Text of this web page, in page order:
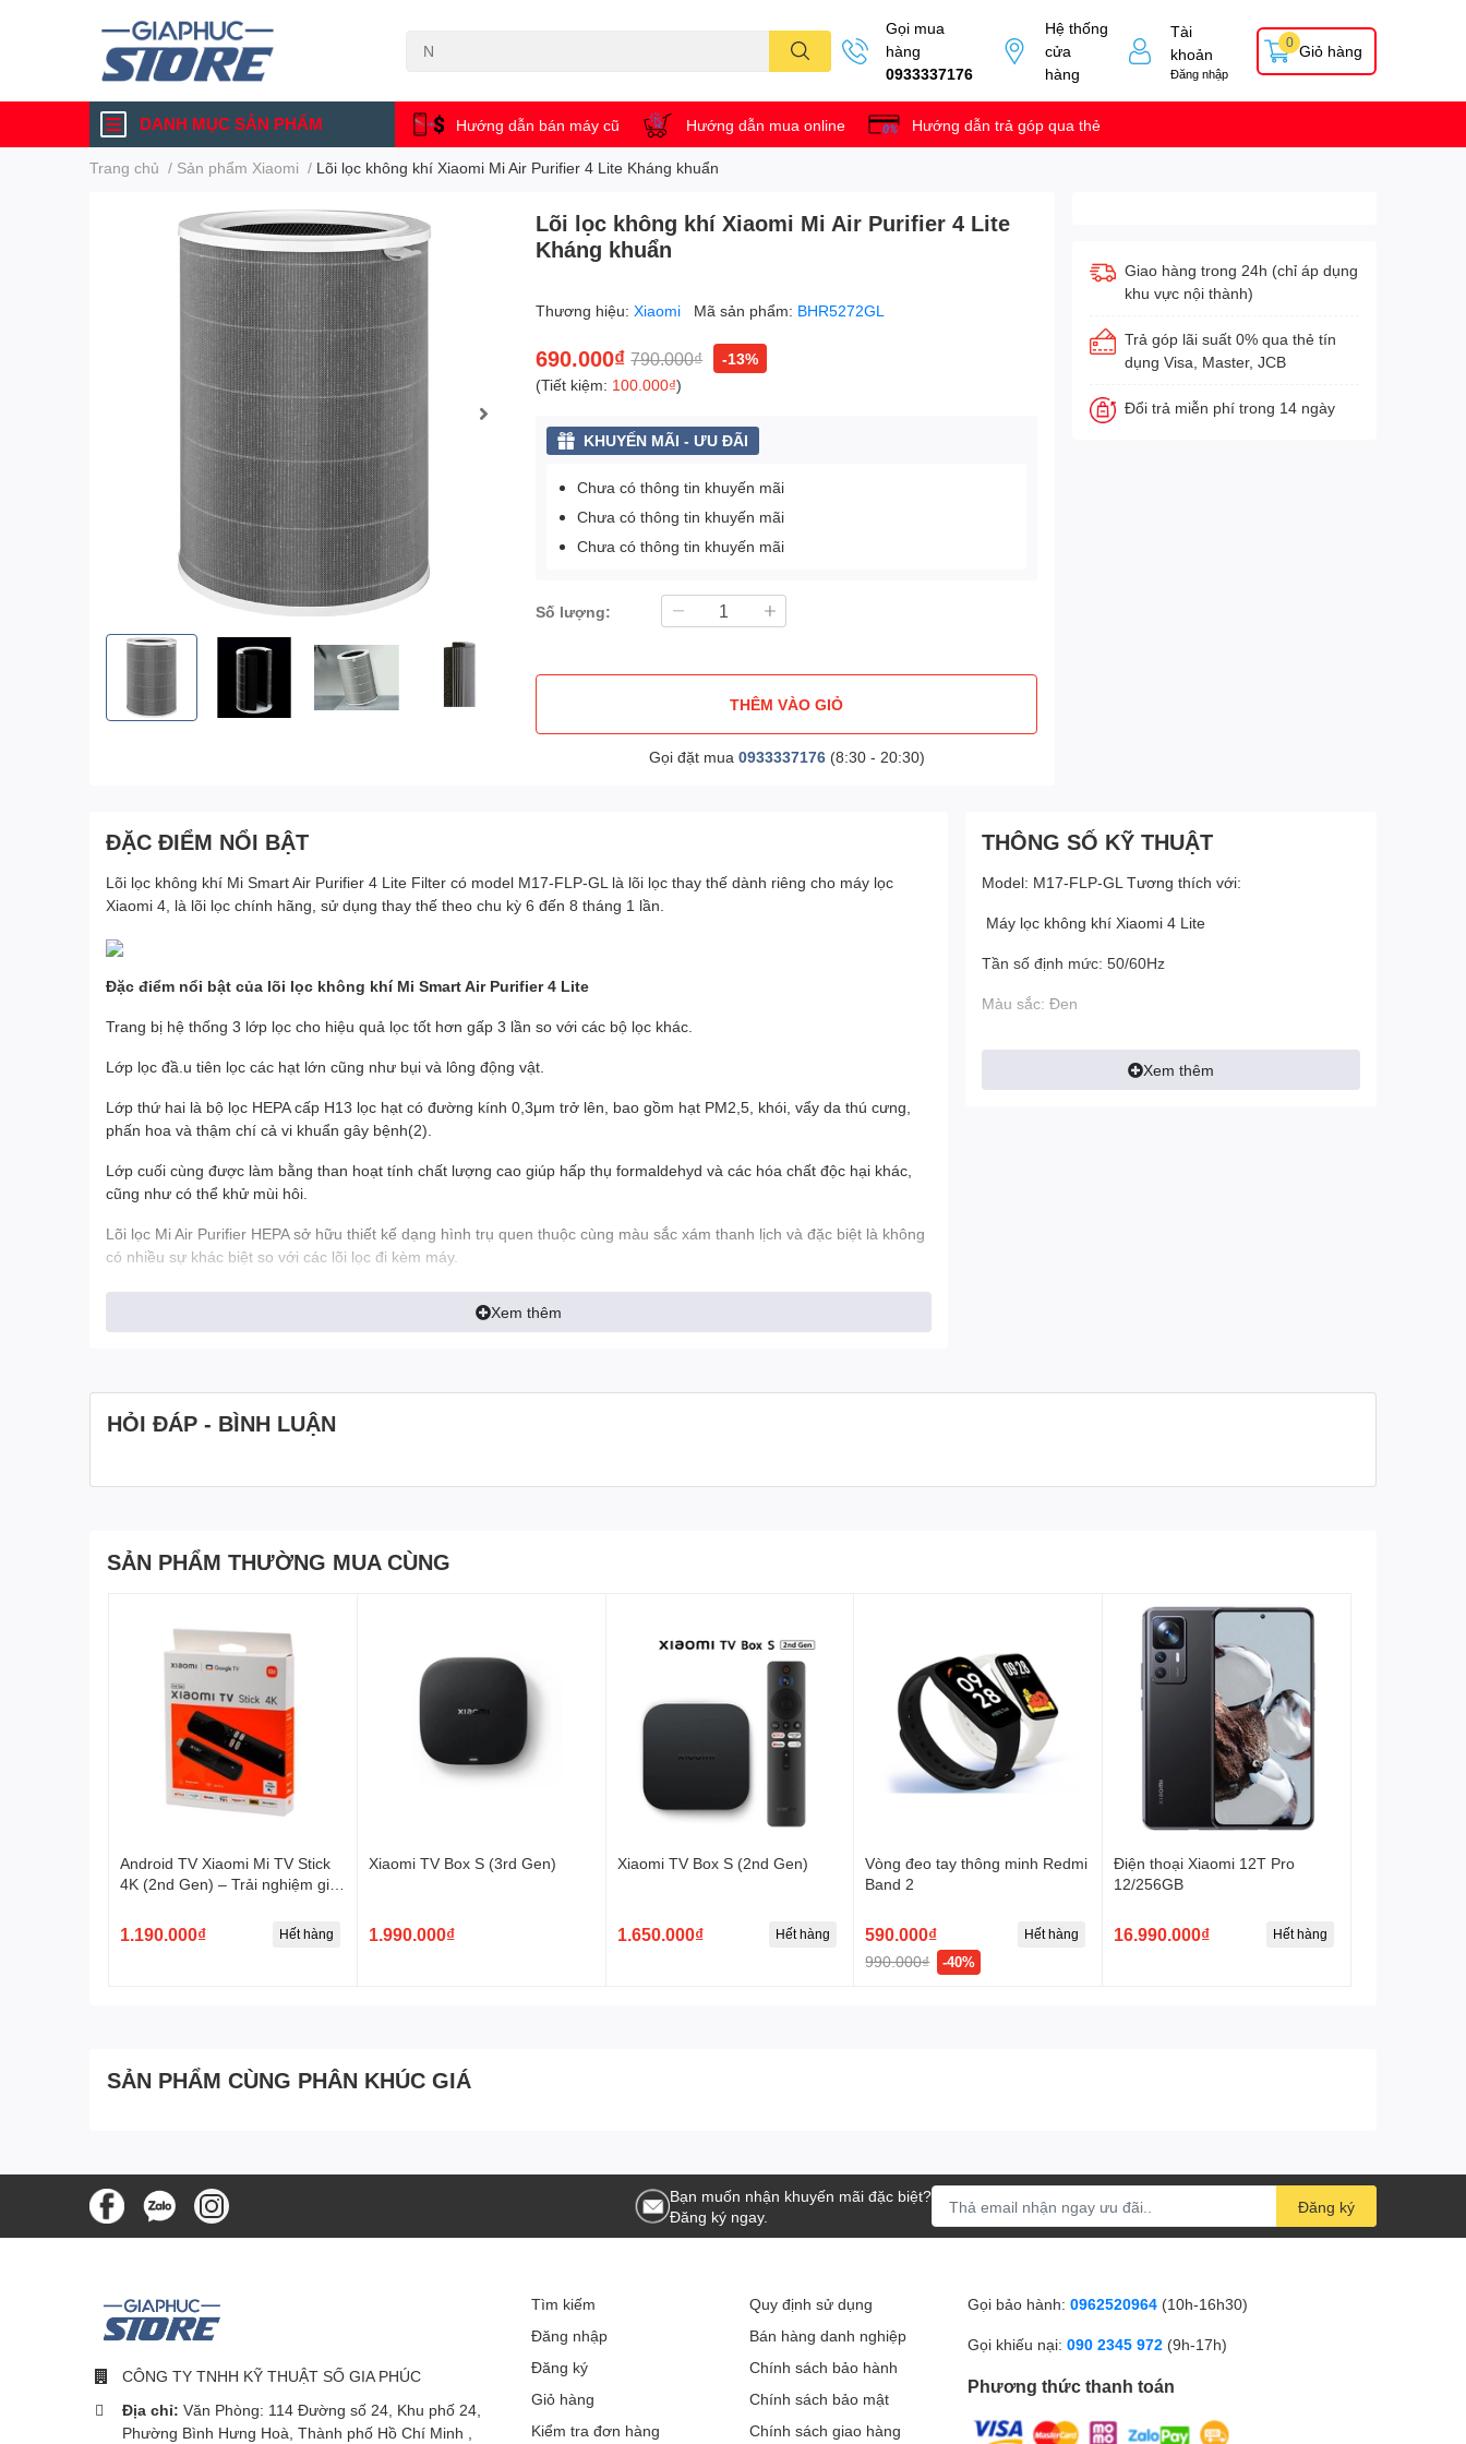
Gọi mua
hàng
0933337176
Hệ thống
cửa
hàng
Tài
khoản
Đăng nhập
Giỏ hàng
0
DANH MỤC SẢN PHẨM Hướng dẫn bán máy cũ Hướng dẫn mua online Hướng dẫn trả góp qua thẻ
Trang chủ / Sản phẩm Xiaomi / Lõi lọc không khí Xiaomi Mi Air Purifier 4 Lite Kháng khuẩn
Lõi lọc không khí Xiaomi Mi Air Purifier 4 Lite
Kháng khuẩn
Thương hiệu:Xiaomi Mã sản phẩm: BHR5272GL
690.000₫ 790.000₫
-13%
(Tiết kiệm: 100.000₫)
KHUYẾN MÃI - ƯU ĐÃI
Chưa có thông tin khuyến mãi
Chưa có thông tin khuyến mãi
Chưa có thông tin khuyến mãi
Số lượng:
THÊM VÀO GIỎ
Gọi đặt mua 0933337176(8:30 - 20:30)
Giao hàng trong 24h (chỉ áp dụng
khu vực nội thành)
Trả góp lãi suất 0% qua thẻ tín
dụng Visa, Master, JCB
Đổi trả miễn phí trong 14 ngày
ĐẶC ĐIỂM NỔI BẬT
Lõi lọc không khí Mi Smart Air Purifier 4 Lite Filter có model M17-FLP-GL là lõi lọc thay thế dành riêng cho máy lọc
Xiaomi 4, là lõi lọc chính hãng, sử dụng thay thế theo chu kỳ 6 đến 8 tháng 1 lần.
Đặc điểm nổi bật của lõi lọc không khí Mi Smart Air Purifier 4 Lite
Trang bị hệ thống 3 lớp lọc cho hiệu quả lọc tốt hơn gấp 3 lần so với các bộ lọc khác.
Lớp lọc đầ.u tiên lọc các hạt lớn cũng như bụi và lông động vật.
Lớp thứ hai là bộ lọc HEPA cấp H13 lọc hạt có đường kính 0,3μm trở lên, bao gồm hạt PM2,5, khói, vẩy da thú cưng,
phấn hoa và thậm chí cả vi khuẩn gây bệnh(2).
Lớp cuối cùng được làm bằng than hoạt tính chất lượng cao giúp hấp thụ formaldehyd và các hóa chất độc hại khác,
cũng như có thể khử mùi hôi.
Lõi lọc Mi Air Purifier HEPA sở hữu thiết kế dạng hình trụ quen thuộc cùng màu sắc xám thanh lịch và đặc biệt là không
có nhiều sự khác biệt so với các lõi lọc đi kèm máy.
Thiết kế đơn giản giúp người dùng dễ dàng lắp đặt. Có khả năng tương thích với nhiều máy lọc không khí khác nhau
Xem thêm
THÔNG SỐ KỸ THUẬT
Model: M17-FLP-GL Tương thích với:
Máy lọc không khí Xiaomi 4 Lite
Tần số định mức: 50/60Hz
Màu sắc: Đen
Xem thêm
HỎI ĐÁP - BÌNH LUẬN
SẢN PHẨM THƯỜNG MUA CÙNG
Android TV Xiaomi Mi TV Stick
4K (2nd Gen) – Trải nghiệm giải
1.190.000₫ Hết hàng
Xiaomi TV Box S (3rd Gen)
1.990.000₫
Xiaomi TV Box S (2nd Gen)
1.650.000₫ Hết hàng
Vòng đeo tay thông minh Redmi
Band 2
590.000₫
990.000₫ -40%
Hết hàng
Điện thoại Xiaomi 12T Pro
12/256GB
16.990.000₫ Hết hàng
SẢN PHẨM CÙNG PHÂN KHÚC GIÁ
Bạn muốn nhận khuyến mãi đặc biệt?
Đăng ký ngay.
Đăng ký
CÔNG TY TNHH KỸ THUẬT SỐ GIA PHÚC
Địa chỉ: Văn Phòng: 114 Đường số 24, Khu phố 24,
Phường Bình Hưng Hoà, Thành phố Hồ Chí Minh ,
Tìm kiếm
Đăng nhập
Đăng ký
Giỏ hàng
Kiểm tra đơn hàng
Quy định sử dụng
Bán hàng danh nghiệp
Chính sách bảo hành
Chính sách bảo mật
Chính sách giao hàng
Gọi bảo hành: 0962520964 (10h-16h30)
Gọi khiếu nại: 090 2345 972 (9h-17h)
Phương thức thanh toán